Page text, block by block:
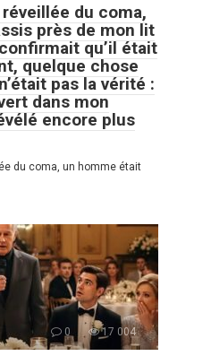
du coma,
près de mon lit
qu’il était
quelque chose
pas la vérité :
dans mon
encore plus
du coma, un homme était
0 17 004